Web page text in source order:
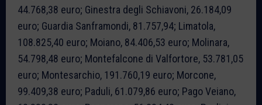
44.768,38 euro; Ginestra degli Schiavoni, 26.184,09
euro; Guardia Sanframondi, 81.757,94; Limatola,
108.825,40 euro; Moiano, 84.406,53 euro; Molinara,
54.798,48 euro; Montefalcone di Valfortore, 53.781,05
euro; Montesarchio, 191.760,19 euro; Morcone,
99.409,38 euro; Paduli, 61.079,86 euro; Pago Veiano,